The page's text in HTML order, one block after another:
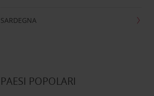
SARDEGNA
PAESI POPOLARI